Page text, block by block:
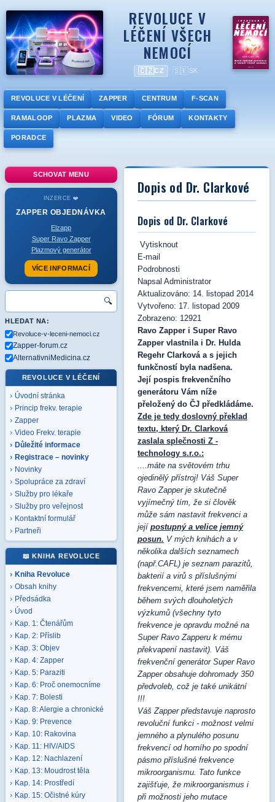
REVOLUCE V
LÉČENÍ VŠECH
NEMOCÍ
🇨🇿CZ 🇸🇰SK
REVOLUCE V LÉČENÍ ZAPPER CENTRUM F-SCAN
RAMALOOP PLAZMA VIDEO FÓRUM KONTAKTY
PORADCE
SCHOVAT MENU
INZERCE ❤️
ZAPPER OBJEDNÁVKA
Elzapp
Super Ravo Zapper
Plazmový generátor
VÍCE INFORMACÍ
🔍
HLEDAT NA:
Revoluce-v-leceni-nemoci.cz
Zapper-forum.cz
AlternativniMedicina.cz
REVOLUCE V LÉČENÍ
Úvodní stránka
Princip frekv. terapie
Zapper
Video Frekv. terapie
Důležité informace
Registrace – novinky
Novinky
Spolupráce za zdraví
Služby pro lékaře
Služby pro veřejnost
Kontaktní formulář
Partneři
📖 KNIHA REVOLUCE
Kniha Revoluce
Obsah knihy
Předsádka
Úvod
Kap. 1: Čtenářům
Kap. 2: Příslib
Kap. 3: Objev
Kap. 4: Zapper
Kap. 5: Paraziti
Kap. 6: Proč onemocníme
Kap. 7: Bolesti
Kap. 8: Alergie a chronické
Kap. 9: Prevence
Kap. 10: Rakovina
Kap. 11: HIV/AIDS
Kap. 12: Nachlazení
Kap. 13: Moudrost těla
Kap. 14: Prostředí
Kap. 15: Očistné kúry
Dopis od Dr. Clarkové
Dopis od Dr. Clarkové
Vytisknout
E-mail
Podrobnosti
Napsal Administrator
Aktualizováno: 14. listopad 2014
Vytvořeno: 17. listopad 2009
Zobrazeno: 12921
Ravo Zapper i Super Ravo
Zapper vlastnila i Dr. Hulda
Regehr Clarková a s jejich
funkčností byla nadšena.
Její pospis frekvenčního
generátoru Vám níže
přeložený do ČJ předkládáme.
Zde je tedy doslovný překlad
textu, který Dr. Clarková
zaslala splečnosti Z -
technology s.r.o.:
....máte na světovém trhu
ojedinělý přístroj! Váš Super
Ravo Zapper je skutečně
vyjímečný tím, že si člověk
může sám nastavit frekvenci a
její postupný a velice jemný
posun. V mých knihách a v
několika dalších seznamech
(např.CAFL) je seznam parazitů,
bakterií a virů s příslušnými
frekvencemi, které jsem naměřila
během svých dlouholetých
výzkumů (všechny tyto
frekvence je opravdu možné na
Super Ravo Zapperu k mému
překvapení nastavit). Váš
frekvenční generátor Super Ravo
Zapper obsahuje dohromady 350
předvoleb, což je také unikátní
!!!
Váš Zapper představuje naprosto
revoluční funkci - možnost velmi
jemného a plynulého posunu
frekvencí od horního po spodní
pásmo příslušné frekvence
mikroorganismu. Tato funkce
zajišťuje, že mikroorganismus i
při možnosti jeho mutace